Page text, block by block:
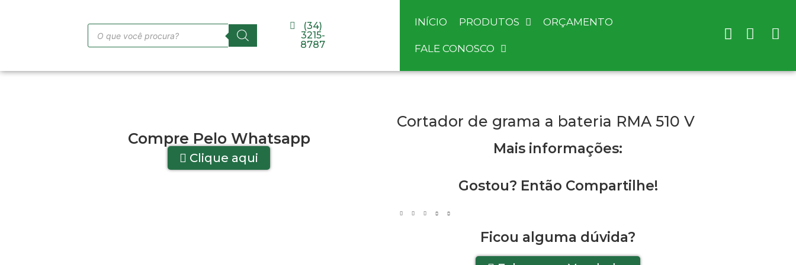
(34)
3215-
8787
INÍCIO PRODUTOS ORÇAMENTO
FALE CONOSCO
Compre Pelo Whatsapp
Clique aqui
Cortador de grama a bateria RMA 510 V
Mais informações:
Gostou? Então Compartilhe!
Ficou alguma dúvida?